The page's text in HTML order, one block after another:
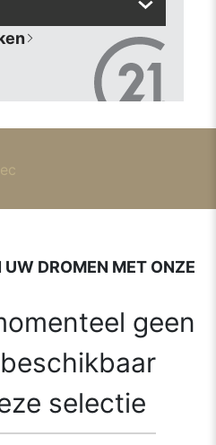
DROMEN MET ONZE
geen
selectie